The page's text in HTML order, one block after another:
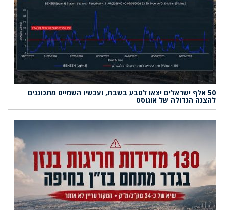
50 אלף ישראלים יצאו לטבע בשבת, ועכשיו השמיים מתכוננים
להצגה הגדולה של אוגוסט